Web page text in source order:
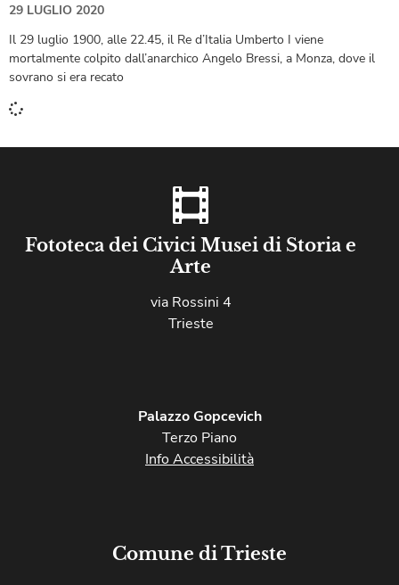
29 LUGLIO 2020
Il 29 luglio 1900, alle 22.45, il Re d’Italia Umberto I viene
mortalmente colpito dall’anarchico Angelo Bressi, a Monza, dove il
sovrano si era recato
Fototeca dei Civici Musei di Storia e
Arte
via Rossini 4
Trieste
Palazzo Gopcevich
Terzo Piano
Info Accessibilità
Comune di Trieste